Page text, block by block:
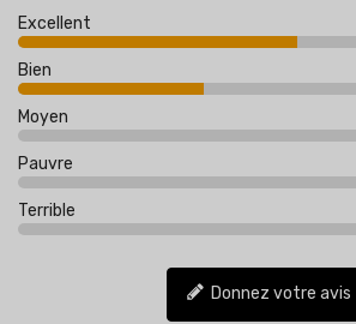
Excellent
Bien
Moyen
Pauvre
Terrible
Donnez votre avis